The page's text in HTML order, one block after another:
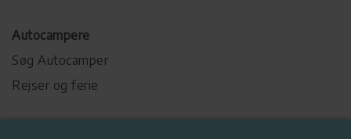
Autocampere
Søg Autocamper
Rejser og ferie